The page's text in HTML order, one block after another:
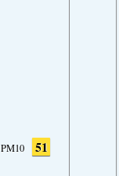
PM10 51